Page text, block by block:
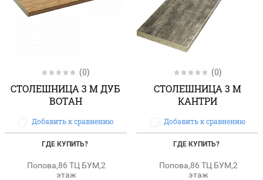
(0)
СТОЛЕШНИЦА 3 М ДУБ
ВОТАН
Добавить к сравнению
ГДЕ КУПИТЬ?
Попова,86 ТЦ БУМ,2
этаж
(0)
СТОЛЕШНИЦА 3 М
КАНТРИ
Добавить к сравнению
ГДЕ КУПИТЬ?
Попова,86 ТЦ БУМ,2
этаж